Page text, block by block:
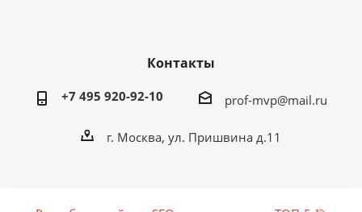
Контакты
+7 495 920-92-10 prof-mvp@mail.ru
г. Москва, ул. Пришвина д.11